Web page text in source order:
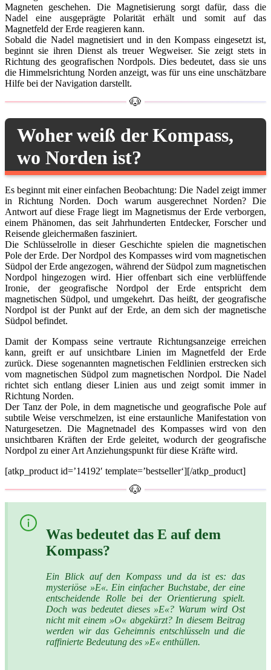
Magneten geschehen. Die Magnetisierung sorgt dafür, dass die
Nadel eine ausgeprägte Polarität erhält und somit auf das
Magnetfeld der Erde reagieren kann.
Sobald die Nadel magnetisiert und in den Kompass eingesetzt ist,
beginnt sie ihren Dienst als treuer Wegweiser. Sie zeigt stets in
Richtung des geografischen Nordpols. Dies bedeutet, dass sie uns
die Himmelsrichtung Norden anzeigt, was für uns eine unschätzbare
Hilfe bei der Navigation darstellt.
Woher weiß der Kompass,
wo Norden ist?
Es beginnt mit einer einfachen Beobachtung: Die Nadel zeigt immer
in Richtung Norden. Doch warum ausgerechnet Norden? Die
Antwort auf diese Frage liegt im Magnetismus der Erde verborgen,
einem Phänomen, das seit Jahrhunderten Entdecker, Forscher und
Reisende gleichermaßen fasziniert.
Die Schlüsselrolle in dieser Geschichte spielen die magnetischen
Pole der Erde. Der Nordpol des Kompasses wird vom magnetischen
Südpol der Erde angezogen, während der Südpol zum magnetischen
Nordpol hingezogen wird. Hier offenbart sich eine verblüffende
Ironie, der geografische Nordpol der Erde entspricht dem
magnetischen Südpol, und umgekehrt. Das heißt, der geografische
Nordpol ist der Punkt auf der Erde, an dem sich der magnetische
Südpol befindet.
Damit der Kompass seine vertraute Richtungsanzeige erreichen
kann, greift er auf unsichtbare Linien im Magnetfeld der Erde
zurück. Diese sogenannten magnetischen Feldlinien erstrecken sich
vom magnetischen Südpol zum magnetischen Nordpol. Die Nadel
richtet sich entlang dieser Linien aus und zeigt somit immer in
Richtung Norden.
Der Tanz der Pole, in dem magnetische und geografische Pole auf
subtile Weise verschmelzen, ist eine erstaunliche Manifestation von
Naturgesetzen. Die Magnetnadel des Kompasses wird von den
unsichtbaren Kräften der Erde geleitet, wodurch der geografische
Nordpol zu einer Art Anziehungspunkt für diese Kräfte wird.
[atkp_product id=’14192′ template=’bestseller‘][/atkp_product]
Was bedeutet das E auf dem
Kompass?
Ein Blick auf den Kompass und da ist es: das
mysteriöse »E«. Ein einfacher Buchstabe, der eine
entscheidende Rolle bei der Orientierung spielt.
Doch was bedeutet dieses »E«? Warum wird Ost
nicht mit einem »O« abgekürzt? In diesem Beitrag
werden wir das Geheimnis entschlüsseln und die
raffinierte Bedeutung des »E« enthüllen.